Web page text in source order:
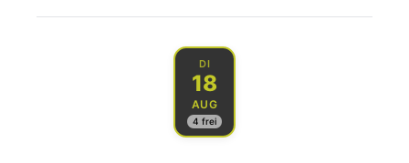
DI
18
AUG
4 frei